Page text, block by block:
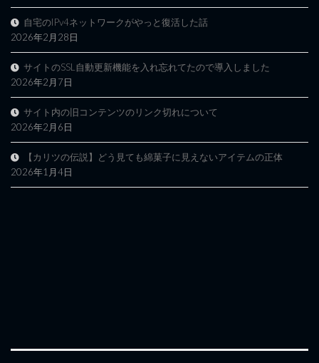
自宅のIPv4ネットワークがやっと復活した話
2026年2月28日
サイトのSSL自動更新機能を入れ忘れてたので導入しました
2026年2月7日
サイト内の旧コンテンツのリンク切れについて
2026年2月6日
【カリツの伝説】どう見ても綿菓子に見えないアイテムの正体
2026年1月4日